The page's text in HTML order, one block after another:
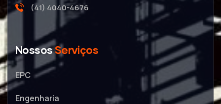
(41) 4040-4676
NossosServiços
EPC
Engenharia